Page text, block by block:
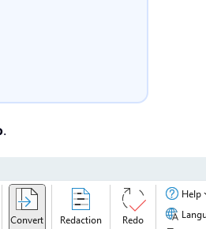
.